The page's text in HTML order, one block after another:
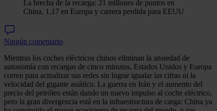
La brecha de la recarga: 21 millones de puntos en
China, 1,17 en Europa y carrera perdida para EEUU
Ningún comentario
Mientras los coches eléctricos chinos eliminan la ansiedad de
autonomía con recargas de cinco minutos, Estados Unidos y Europa
corren para actualizar sus redes sin lograr igualar las cifras ni la
velocidad del gigante asiático. La guerra en Irán y el aumento del
precio del petróleo están dando un nuevo impulso al coche eléctrico,
pero la gran divergencia está en la infraestructura de carga: China ya